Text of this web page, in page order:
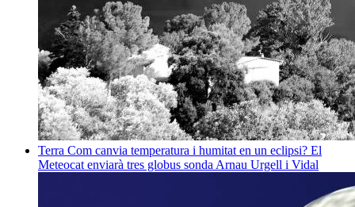
Terra Com canvia temperatura i humitat en un eclipsi? El
Meteocat enviarà tres globus sonda Arnau Urgell i Vidal